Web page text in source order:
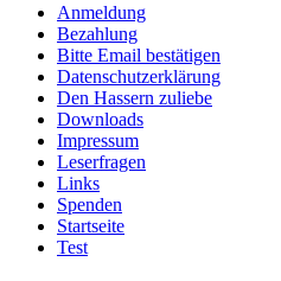
Anmeldung
Bezahlung
Bitte Email bestätigen
Datenschutzerklärung
Den Hassern zuliebe
Downloads
Impressum
Leserfragen
Links
Spenden
Startseite
Test